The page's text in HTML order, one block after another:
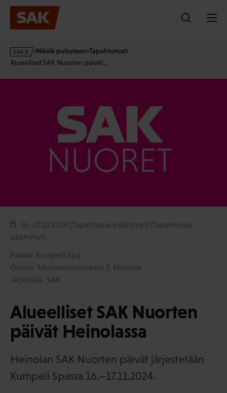
Hyppää
sisältöön
s
a
Näistä puhutaan Tapahtumat
Alueelliset SAK Nuorten päivät…
16.-17.11.2024 (Tapahtuma päättynyt) (Tapahtuma
päättynyt)
Paikka: Kumpeli Spa
Osoite: Muonamiehenkatu 3, Heinola
Järjestäjä: SAK
Alueelliset SAK Nuorten
päivät Heinolassa
Heinolan SAK Nuorten päivät järjestetään
Kumpeli Spassa 16.–17.11.2024.